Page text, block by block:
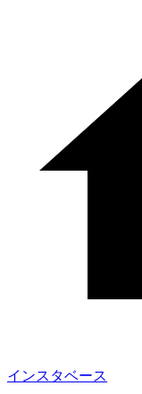
インスタベース